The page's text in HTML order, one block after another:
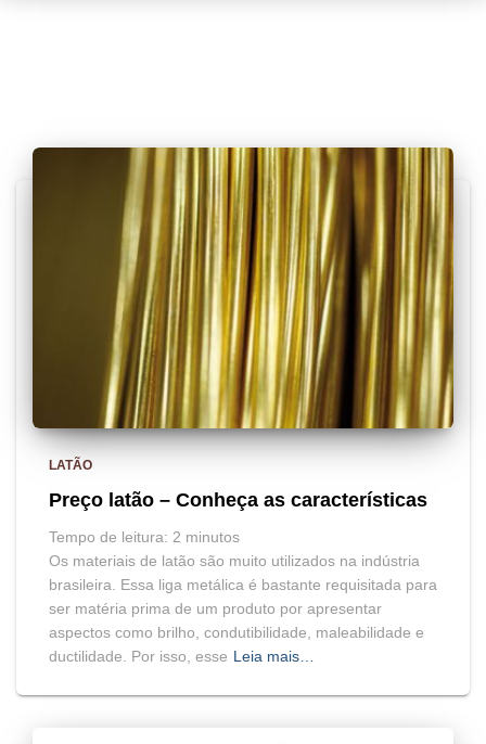
LATÃO
Preço latão – Conheça as características
Tempo de leitura: 2 minutos
Os materiais de latão são muito utilizados na indústria
brasileira. Essa liga metálica é bastante requisitada para
ser matéria prima de um produto por apresentar
aspectos como brilho, condutibilidade, maleabilidade e
ductilidade. Por isso, esse Leia mais…